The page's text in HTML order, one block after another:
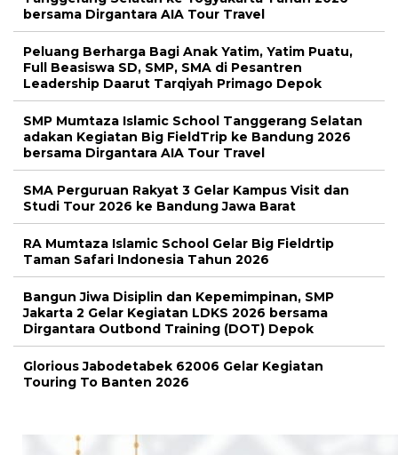
bersama Dirgantara AIA Tour Travel
Peluang Berharga Bagi Anak Yatim, Yatim Puatu,
Full Beasiswa SD, SMP, SMA di Pesantren
Leadership Daarut Tarqiyah Primago Depok
SMP Mumtaza Islamic School Tanggerang Selatan
adakan Kegiatan Big FieldTrip ke Bandung 2026
bersama Dirgantara AIA Tour Travel
SMA Perguruan Rakyat 3 Gelar Kampus Visit dan
Studi Tour 2026 ke Bandung Jawa Barat
RA Mumtaza Islamic School Gelar Big Fieldrtip
Taman Safari Indonesia Tahun 2026
Bangun Jiwa Disiplin dan Kepemimpinan, SMP
Jakarta 2 Gelar Kegiatan LDKS 2026 bersama
Dirgantara Outbond Training (DOT) Depok
Glorious Jabodetabek 62006 Gelar Kegiatan
Touring To Banten 2026